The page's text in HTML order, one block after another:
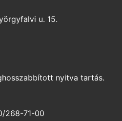
u. 15.
nyitva tartás.
268-71-00